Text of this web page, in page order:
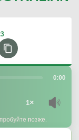
0:00
1×
позже.